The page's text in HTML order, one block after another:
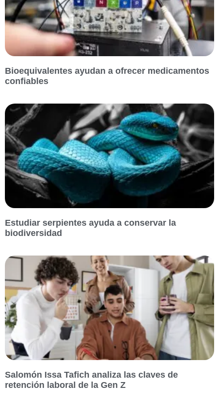
Bioequivalentes ayudan a ofrecer medicamentos
confiables
Estudiar serpientes ayuda a conservar la
biodiversidad
Salomón Issa Tafich analiza las claves de
retención laboral de la Gen Z